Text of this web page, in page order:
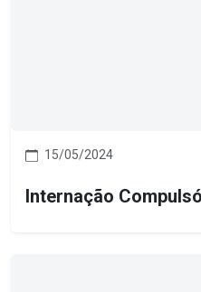
15/05/2024
Internação